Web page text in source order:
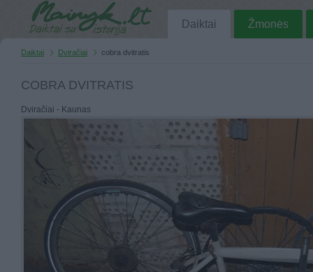
Daiktai Žmonės
Daiktai Dviračiai cobra dvitratis
COBRA DVITRATIS
Dviračiai - Kaunas